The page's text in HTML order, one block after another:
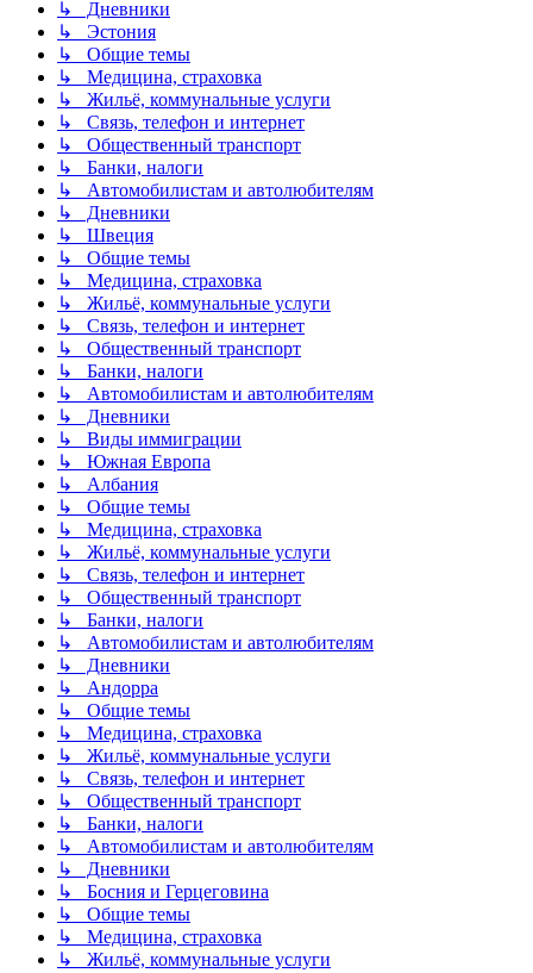
↳ Дневники
↳ Эстония
↳ Общие темы
↳ Медицина, страховка
↳ Жильё, коммунальные услуги
↳ Связь, телефон и интернет
↳ Общественный транспорт
↳ Банки, налоги
↳ Автомобилистам и автолюбителям
↳ Дневники
↳ Швеция
↳ Общие темы
↳ Медицина, страховка
↳ Жильё, коммунальные услуги
↳ Связь, телефон и интернет
↳ Общественный транспорт
↳ Банки, налоги
↳ Автомобилистам и автолюбителям
↳ Дневники
↳ Виды иммиграции
↳ Южная Европа
↳ Албания
↳ Общие темы
↳ Медицина, страховка
↳ Жильё, коммунальные услуги
↳ Связь, телефон и интернет
↳ Общественный транспорт
↳ Банки, налоги
↳ Автомобилистам и автолюбителям
↳ Дневники
↳ Андорра
↳ Общие темы
↳ Медицина, страховка
↳ Жильё, коммунальные услуги
↳ Связь, телефон и интернет
↳ Общественный транспорт
↳ Банки, налоги
↳ Автомобилистам и автолюбителям
↳ Дневники
↳ Босния и Герцеговина
↳ Общие темы
↳ Медицина, страховка
↳ Жильё, коммунальные услуги